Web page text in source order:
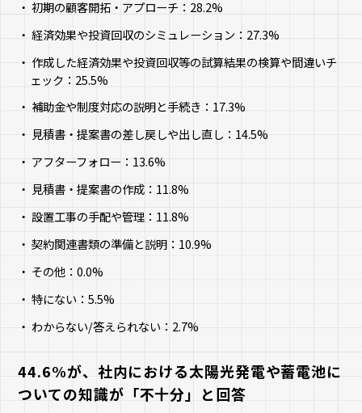
初期の顧客開拓・アプローチ：28.2%
経済効果や投資回収のシミュレーション：27.3%
作成した経済効果や投資回収等の試算結果の検算や間違いチ
ェック：25.5%
補助金や制度対応の説明と手続き：17.3%
見積書・提案書の差し戻しや出し直し：14.5%
アフターフォロー：13.6%
見積書・提案書の作成：11.8%
設置工事の手配や管理：11.8%
契約関連書類の準備と説明：10.9%
その他：0.0%
特にない：5.5%
わからない/答えられない：2.7%
44.6%が、社内における太陽光発電や蓄電池に
ついての知識が「不十分」と回答